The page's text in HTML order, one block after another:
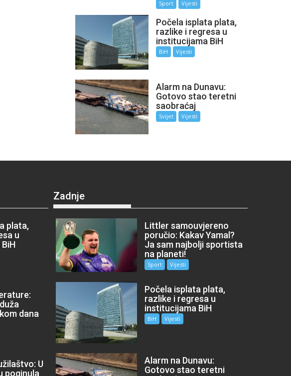
Sport Vijesti
Počela isplata plata,
razlike i regresa u
institucijama BiH
BiH Vijesti
Alarm na Dunavu:
Gotovo stao teretni
saobraćaj
Svijet Vijesti
plata,
u
dana
U
poginula
Zadnje
Littler samouvjereno
poručio: Kakav Yamal?
Ja sam najbolji sportista
na planeti!
Sport Vijesti
Počela isplata plata,
razlike i regresa u
institucijama BiH
BiH Vijesti
Alarm na Dunavu:
Gotovo stao teretni